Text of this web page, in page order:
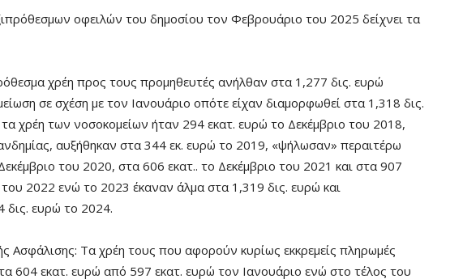
οφειλών του δημοσίου τον Φεβρουάριο του 2025 δείχνει τα
χρέη προς τους προμηθευτές ανήλθαν στα 1,277 δις. ευρώ
σε σχέση με τον Ιανουάριο οπότε είχαν διαμορφωθεί στα 1,318 δις.
τα χρέη των νοσοκομείων ήταν 294 εκατ. ευρώ το Δεκέμβριο του 2018,
αυξήθηκαν στα 344 εκ. ευρώ το 2019, «ψήλωσαν» περαιτέρω
του 2020, στα 606 εκατ.. το Δεκέμβριο του 2021 και στα 907
2022 ενώ το 2023 έκαναν άλμα στα 1,319 δις. ευρώ και
δις. ευρώ το 2024.
Ασφάλισης: Τα χρέη τους που αφορούν κυρίως εκκρεμείς πληρωμές
604 εκατ. ευρώ από 597 εκατ. ευρώ τον Ιανουάριο ενώ στο τέλος του